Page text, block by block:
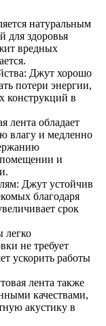
натуральным
для здоровья
вредных
Джут хорошо
потери энергии,
конструкций в
лента обладает
влагу и медленно
и
Джут устойчив
благодаря
срок
легко
не требует
ускорить работы
лента также
качествами,
акустику в